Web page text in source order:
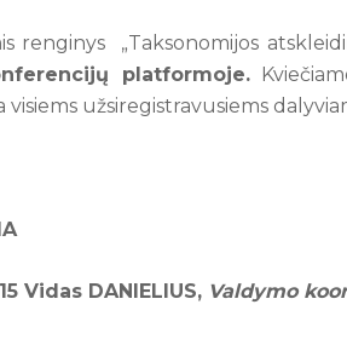
renginys „Taksonomijos
platformoje.
visiems užsiregistravusiems
Vidas DANIELIUS, Valdymo